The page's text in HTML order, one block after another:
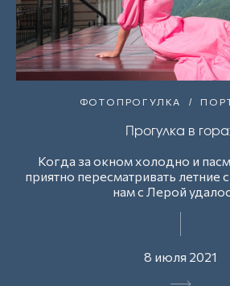
ФОТОПРОГУЛКА
Прогулка в
Когда за окном холодно и
приятно пересматривать летние
нам с Лерой
8 июля 2021